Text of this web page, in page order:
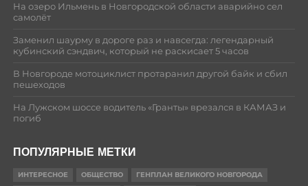
На озеро Ильмень в Новгородской области аварийно сел
самолёт
Заменил шаурму в дороге раз и навсегда: легендарный
кубинский сэндвич, который не раскисает 5 часов
В Новгороде мотоциклист протаранил другой байк и сбил
пешеходов
На Лужском шоссе водитель «Гранты» врезался в КАМАЗ и
погиб
ПОПУЛЯРНЫЕ МЕТКИ
ИНТЕРЕСНОЕ ОБЩЕСТВО
ГЕНПЛАН ВЕЛИКОГО НОВГОРОДА